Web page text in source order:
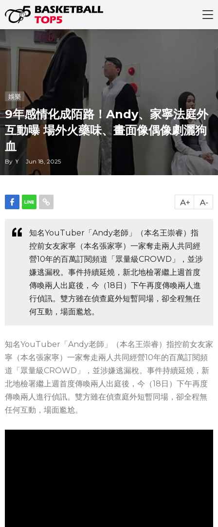
娛樂
9年感情化成陌路！Andy、家寧法庭外
互動曝 場外火藥味、畫面像偶像劇灑狗
血
By Ｙ Jun 18, 2025
知名YouTuber「Andy老師」（本名王崇睿）指
控前女友家寧（本名張家寧）一家奪走兩人共同經
營10年的百萬訂閱頻道「眾量級CROWD」，並涉
嫌逃漏稅。事件持續延燒，新北地檢署繼上週首度
傳喚兩人出庭後，今（18日）下午再度傳喚兩人進
行偵訊。雙方雖在偵查庭外短暫同場，卻全程無任
何互動，場面尷尬。
知名YouTuber「Andy老師」（本名王崇睿）指控前女友家
寧（本名張家寧）一家奪走兩人共同經營10年的百萬訂閱頻
道「眾量級CROWD」，並涉嫌逃漏稅。事件持續延燒，新
北地檢署繼上週首度傳喚兩人出庭後，今（18日）下午再度
傳喚兩人進行偵訊。雙方雖在偵查庭外短暫同場，卻全程無
任何互動，場面尷尬。